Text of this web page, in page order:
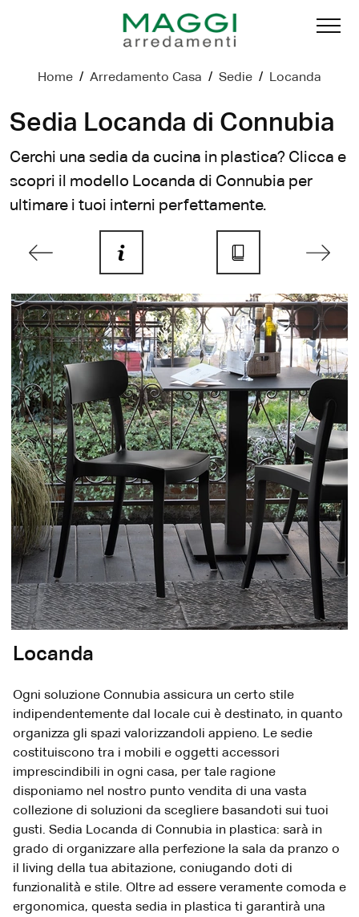
Home / Arredamento Casa / Sedie / Locanda
Sedia Locanda di Connubia
Cerchi una sedia da cucina in plastica? Clicca e
scopri il modello Locanda di Connubia per
ultimare i tuoi interni perfettamente.
Locanda
Ogni soluzione Connubia assicura un certo stile
indipendentemente dal locale cui è destinato, in quanto
organizza gli spazi valorizzandoli appieno. Le sedie
costituiscono tra i mobili e oggetti accessori
imprescindibili in ogni casa, per tale ragione
disponiamo nel nostro punto vendita di una vasta
collezione di soluzioni da scegliere basandoti sui tuoi
gusti. Sedia Locanda di Connubia in plastica: sarà in
grado di organizzare alla perfezione la sala da pranzo o
il living della tua abitazione, coniugando doti di
funzionalità e stile. Oltre ad essere veramente comoda e
ergonomica, questa sedia in plastica ti garantirà una